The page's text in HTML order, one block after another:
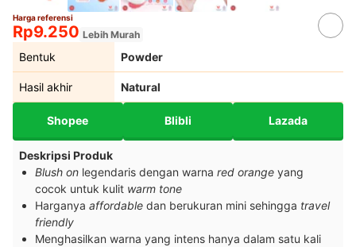
Harga referensi
Rp9.250 Lebih Murah
Bentuk Powder
Hasil akhir Natural
Shopee Blibli Lazada
Deskripsi Produk
Blush on legendaris dengan warna red orange yang
cocok untuk kulit warm tone
Harganya affordable dan berukuran mini sehingga travel
friendly
Menghasilkan warna yang intens hanya dalam satu kali